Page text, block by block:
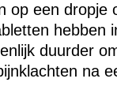
op een dropje
hebben
duurder
na